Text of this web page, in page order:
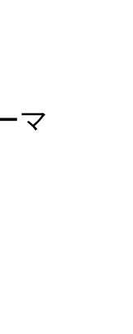
マ